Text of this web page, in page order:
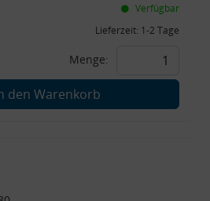
Verfügbar
Lieferzeit: 1-2 Tage
Menge:
den Warenkorb